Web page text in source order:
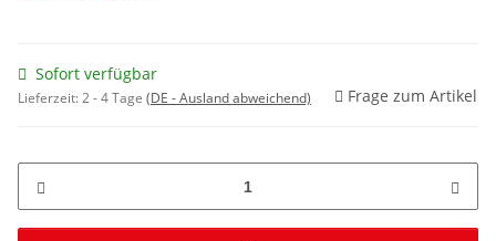
Sofort verfügbar
Lieferzeit:2 - 4 Tage (DE - Ausland abweichend) Frage zum Artikel